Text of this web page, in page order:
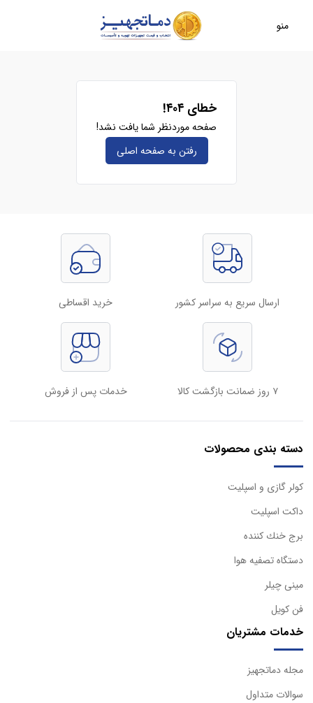
منو
خطای ۴۰۴!
صفحه موردنظر شما یافت نشد!
رفتن به صفحه‌ اصلی
ارسال سریع به سراسر کشور خرید اقساطی
۷ روز ضمانت بازگشت کالا خدمات پس از فروش
دسته بندی محصولات
كولر گازی و اسپليت
داكت اسپليت
برج خنك كننده
دستگاه تصفيه هوا
مینی چیلر
فن کویل
خدمات مشتریان
مجله دماتجهیز
سوالات متداول